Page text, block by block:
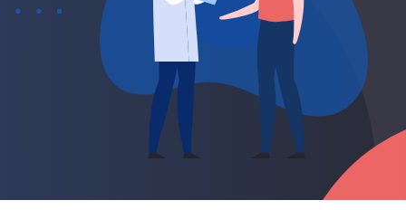
Forme et bien-être
Gériatrie
Hôpitaux
Médecine
Médicaments
Obstétrique